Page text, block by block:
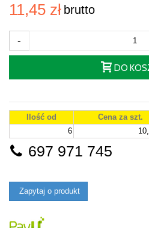
11,45 zł brutto
-
DO
Ilość od Cena za szt.
6
697 971 745
Zapytaj o produkt